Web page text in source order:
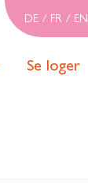
DE / FR / EN
Se loger